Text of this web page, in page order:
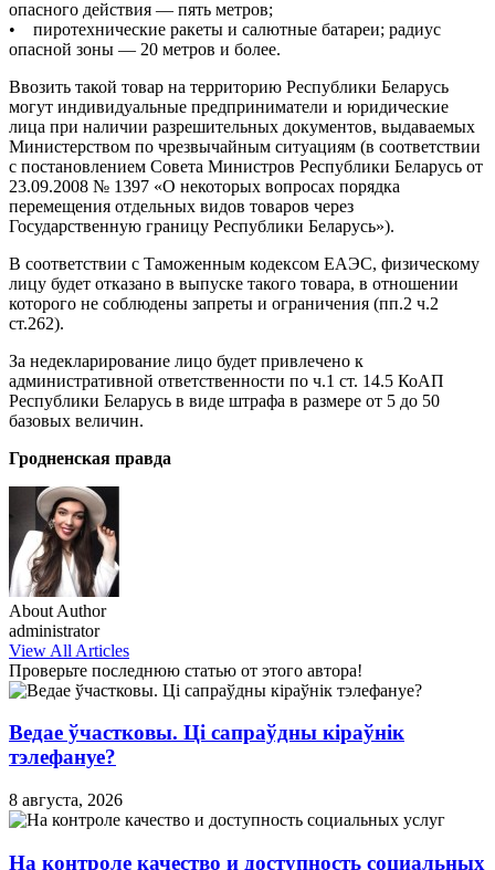
опасного действия — пять метров;
• пиротехнические ракеты и салютные батареи; радиус
опасной зоны — 20 метров и более.
Ввозить такой товар на территорию Республики Беларусь
могут индивидуальные предприниматели и юридические
лица при наличии разрешительных документов, выдаваемых
Министерством по чрезвычайным ситуациям (в соответствии
с постановлением Совета Министров Республики Беларусь от
23.09.2008 № 1397 «О некоторых вопросах порядка
перемещения отдельных видов товаров через
Государственную границу Республики Беларусь»).
В соответствии с Таможенным кодексом ЕАЭС, физическому
лицу будет отказано в выпуске такого товара, в отношении
которого не соблюдены запреты и ограничения (пп.2 ч.2
ст.262).
За недекларирование лицо будет привлечено к
административной ответственности по ч.1 ст. 14.5 КоАП
Республики Беларусь в виде штрафа в размере от 5 до 50
базовых величин.
Гродненская правда
About Author
administrator
View All Articles
Проверьте последнюю статью от этого автора!
Ведае ўчастковы. Ці сапраўдны кіраўнік
тэлефануе?
8 августа, 2026
На контроле качество и доступность социальных